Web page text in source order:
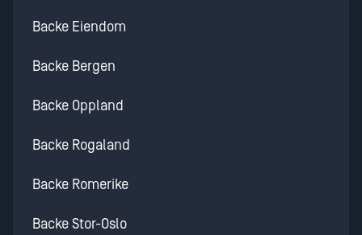
Backe Eiendom
Backe Bergen
Backe Oppland
Backe Rogaland
Backe Romerike
Backe Stor-Oslo